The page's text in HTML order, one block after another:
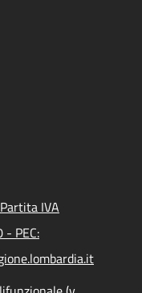
IVA
PEC: